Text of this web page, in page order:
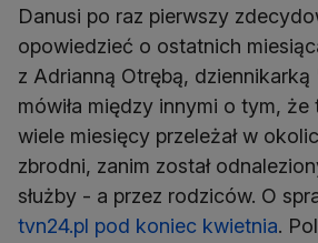
Danusi po raz pierwszy
opowiedzieć o ostatnich
z Adrianną Otrębą,
mówiła między innymi o tym,
wiele miesięcy przeleżał w
zbrodni, zanim został
służby - a przez rodziców. O
tvn24.pl pod koniec kwietnia.